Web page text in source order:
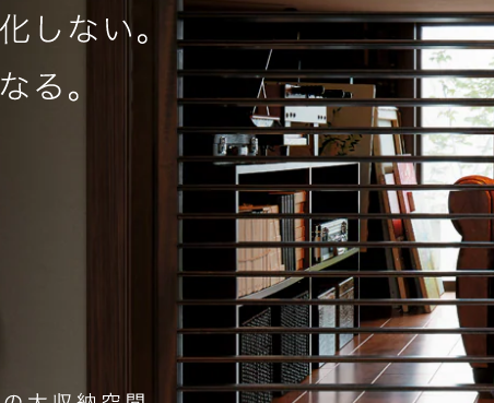
分譲住宅（建売・土地）検索
中古住宅検索
スムストック検索
分譲マンション検索
売る [MISAWA RELAY]
住まいの売却
企業不動産活用（CRE）戦略
社宅建築
医療・介護・子育て・障がい福祉施設
事業用リノベーション
ホテル・旅館リフォーム
リフォーム営業所
-）
事業用地・事業用建物
分譲用地
）
お客様センター
新卒者採用
中途採用
障がい者採用
ウエルネス事業
海外事業